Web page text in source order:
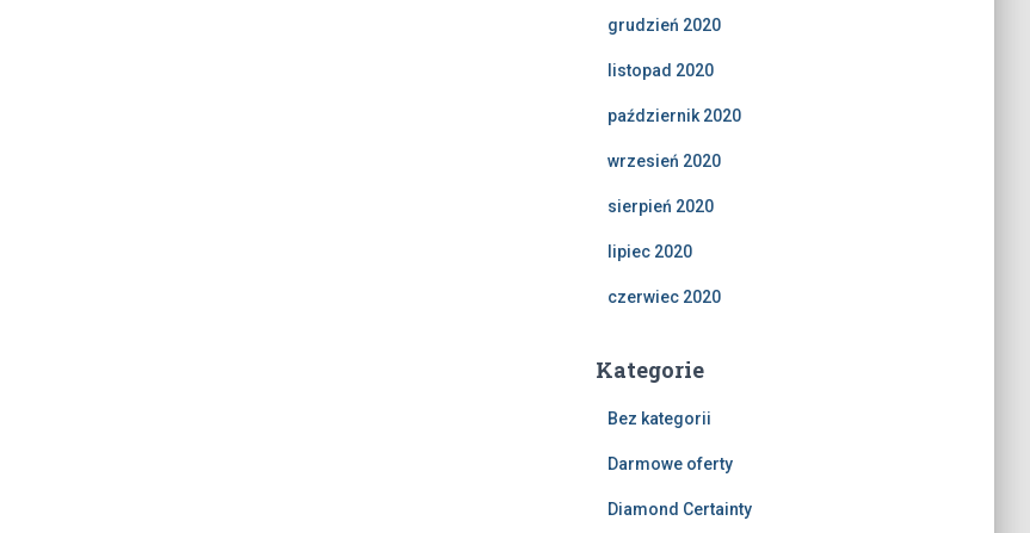
grudzień 2020
listopad 2020
październik 2020
wrzesień 2020
sierpień 2020
lipiec 2020
czerwiec 2020
Kategorie
Bez kategorii
Darmowe oferty
Diamond Certainty